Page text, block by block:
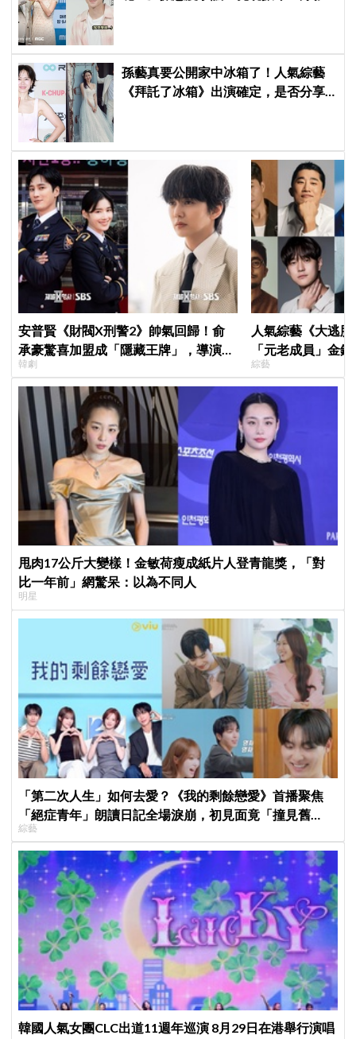
孫藝真要公開家中冰箱了！人氣綜藝
《拜託了冰箱》出演確定，是否分享
安普賢《財閥X刑警2》帥氣回歸！俞
承豪驚喜加盟成「隱藏王牌」，導演笑
曝：太有存在感決定提前登場
韓劇
人氣綜藝《大逃
「元老成員」金
SEVENTEEN 勝
席成最大焦點
綜藝
甩肉17公斤大變樣！金敏荷瘦成紙片人登青龍獎，「對
比一年前」網驚呆：以為不同人
明星
「第二次人生」如何去愛？《我的剩餘戀愛》首播聚焦
「絕症青年」朗讀日記全場淚崩，初見面竟「撞見舊
識」！
綜藝
韓國人氣女團CLC出道11週年巡演 8月29日在港舉行演唱